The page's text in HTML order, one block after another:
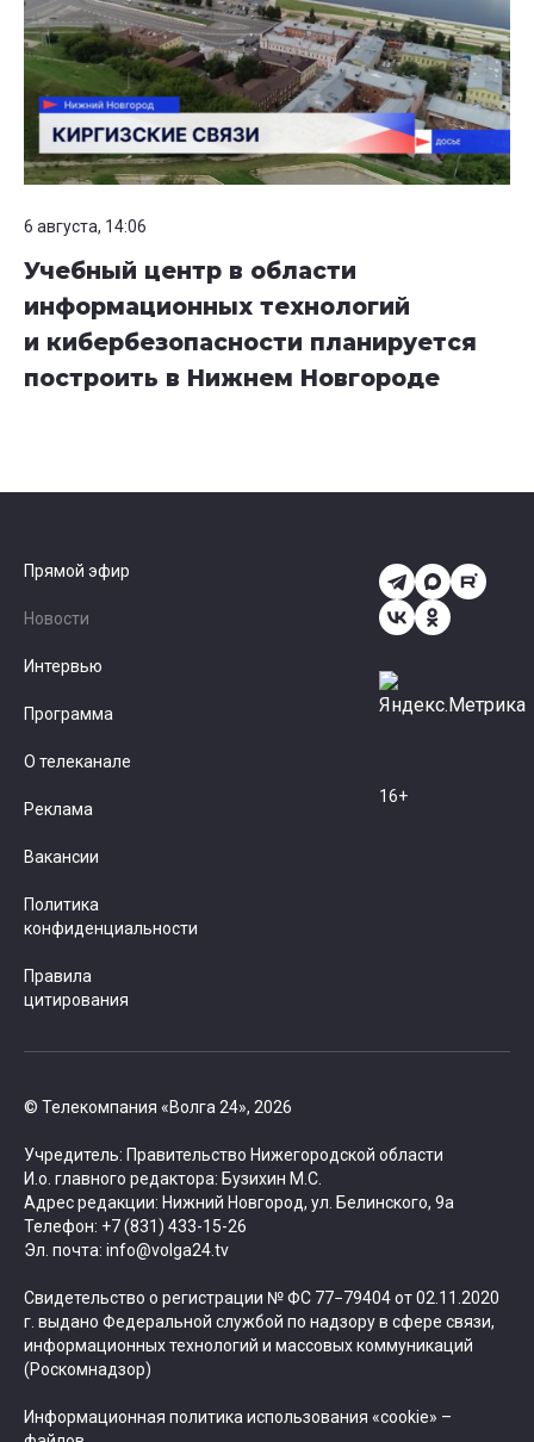
6 августа, 14:06
Учебный центр в области
информационных технологий
и кибербезопасности планируется
построить в Нижнем Новгороде
© Телекомпания «Волга 24», 2026
Учредитель: Правительство Нижегородской области
И.о. главного редактора: Бузихин М.С.
Адрес редакции: Нижний Новгород, ул. Белинского, 9а
Телефон: +7 (831) 433-15-26
Эл. почта: info@volga24.tv
Свидетельство о регистрации № ФС 77−79404 от 02.11.2020
г. выдано Федеральной службой по надзору в сфере связи,
информационных технологий и массовых коммуникаций
(Роскомнадзор)
Информационная политика использования «cookie» –
Прямой эфир
Новости
Интервью
Программа
О телеканале
Реклама
Вакансии
Политика
конфиденциальности
Правила
цитирования
16+